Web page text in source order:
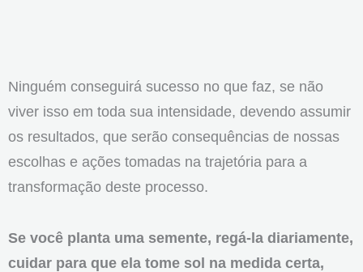
Ninguém conseguirá sucesso no que faz, se não
viver isso em toda sua intensidade, devendo assumir
os resultados, que serão consequências de nossas
escolhas e ações tomadas na trajetória para a
transformação deste processo.
Se você planta uma semente, regá-la diariamente,
cuidar para que ela tome sol na medida certa,